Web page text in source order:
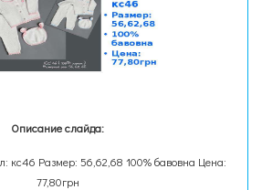
Описание слайда:
кс46 Размер: 56,62,68 100% бавовна Цена:
77,80грн